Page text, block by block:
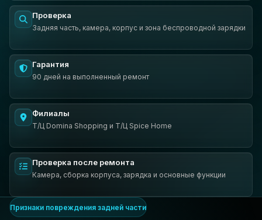
Проверка
Задняя часть, камера, корпус и зона беспроводной зарядки
Гарантия
90 дней на выполненный ремонт
Филиалы
Т/Ц Domina Shopping и Т/Ц Spice Home
Проверка после ремонта
Камера, сборка корпуса, зарядка и основные функции
Признаки повреждения задней части